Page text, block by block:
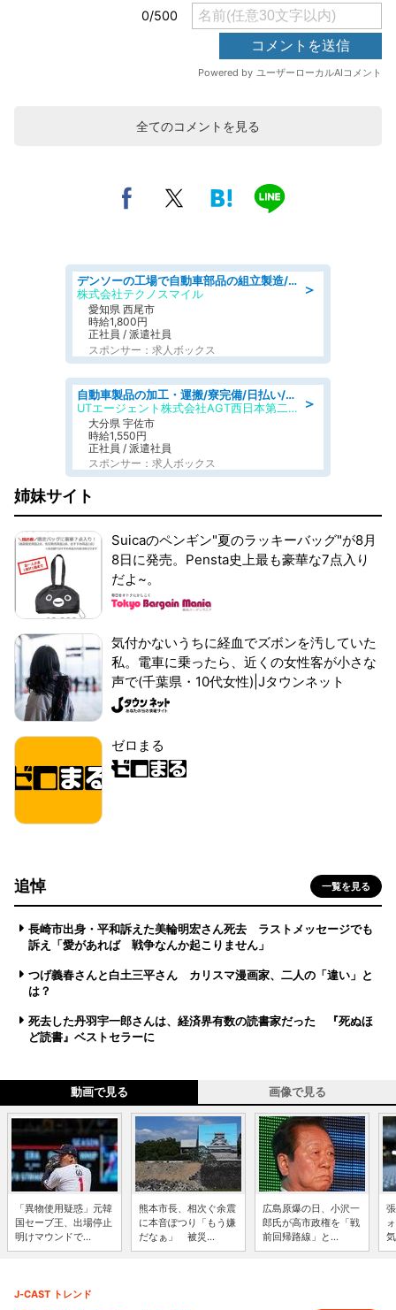
全てのコメントを見る
＞
デンソーの工場で自動車部品の組立製造/denso aichi
株式会社テクノスマイル
愛知県 西尾市
時給1,800円
正社員 / 派遣社員
スポンサー：求人ボックス
＞
自動車製品の加工・運搬/寮完備/日払い/工場・製造
UTエージェント株式会社AGT西日本第二CU
大分県 宇佐市
時給1,550円
正社員 / 派遣社員
スポンサー：求人ボックス
姉妹サイト
Suicaのペンギン"夏のラッキーバッグ"が8月
8日に発売。Pensta史上最も豪華な7点入り
だよ~。
気付かないうちに経血でズボンを汚していた
私。電車に乗ったら、近くの女性客が小さな
声で(千葉県・10代女性)|Jタウンネット
ゼロまる
追悼 一覧を見る
長崎市出身・平和訴えた美輪明宏さん死去 ラストメッセージでも
訴え「愛があれば 戦争なんか起こりません」
つげ義春さんと白土三平さん カリスマ漫画家、二人の「違い」と
は？
死去した丹羽宇一郎さんは、経済界有数の読書家だった 『死ぬほ
ど読書』ベストセラーに
動画で見る 画像で見る
「異物使用疑惑」元韓
国セーブ王、出場停止
明けマウンドで...
熊本市長、相次ぐ余震
に本音ぽつり「もう嫌
だなぁ」 被災...
広島原爆の日、小沢一
郎氏が高市政権を「戦
前回帰路線」と...
J-CAST トレンド